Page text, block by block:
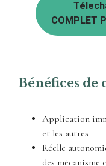
COMPLET
Bénéfices de
Application
et les autres
Réelle
des